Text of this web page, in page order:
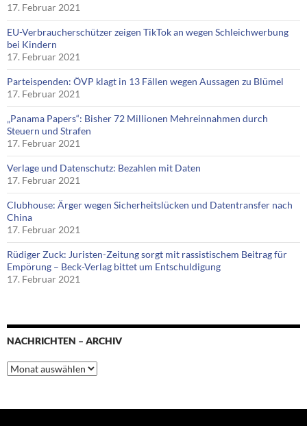
17. Februar 2021
EU-Verbraucherschützer zeigen TikTok an wegen Schleichwerbung
bei Kindern
17. Februar 2021
Parteispenden: ÖVP klagt in 13 Fällen wegen Aussagen zu Blümel
17. Februar 2021
„Panama Papers“: Bisher 72 Millionen Mehreinnahmen durch
Steuern und Strafen
17. Februar 2021
Verlage und Datenschutz: Bezahlen mit Daten
17. Februar 2021
Clubhouse: Ärger wegen Sicherheitslücken und Datentransfer nach
China
17. Februar 2021
Rüdiger Zuck: Juristen-Zeitung sorgt mit rassistischem Beitrag für
Empörung – Beck-Verlag bittet um Entschuldigung
17. Februar 2021
NACHRICHTEN – ARCHIV
Nachrichten
–